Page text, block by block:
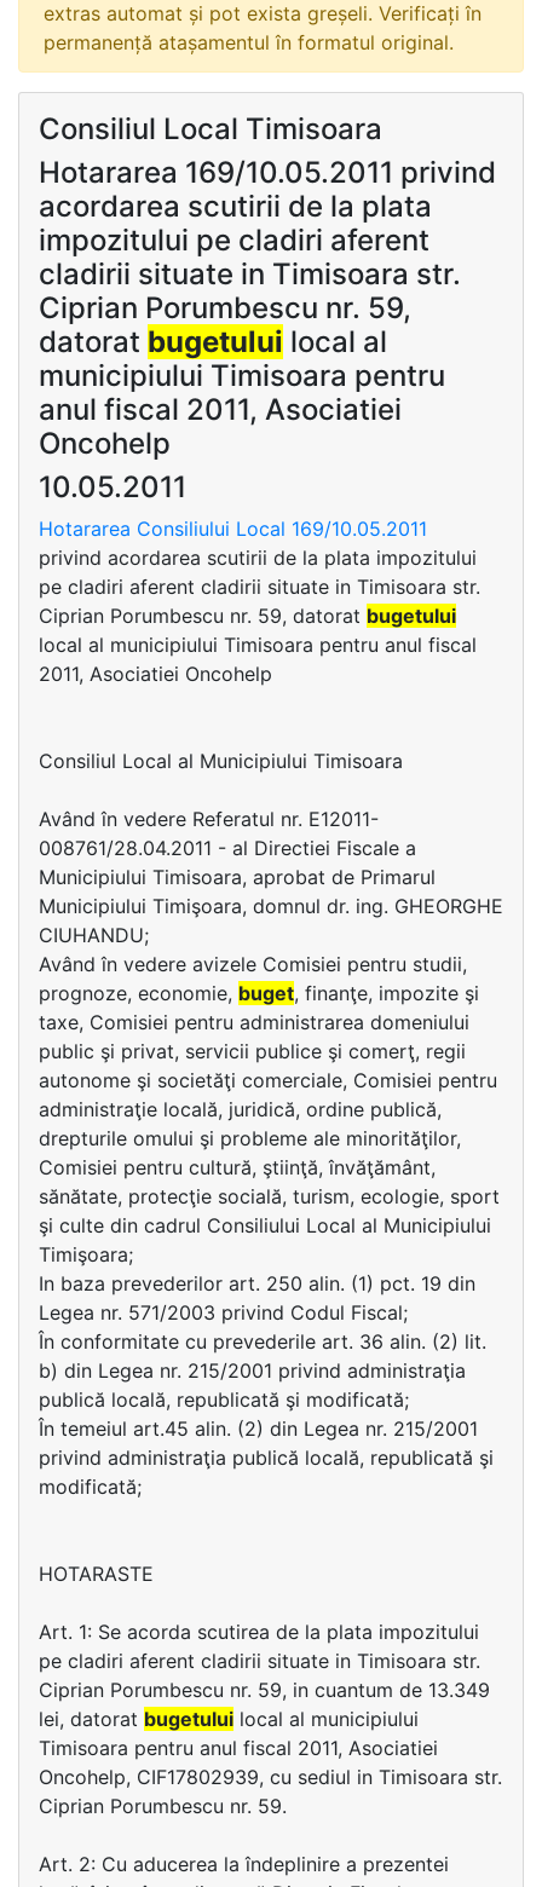
extras automat și pot exista greșeli. Verificați în
permanență atașamentul în formatul original.
Consiliul Local Timisoara
Hotararea 169/10.05.2011 privind
acordarea scutirii de la plata
impozitului pe cladiri aferent
cladirii situate in Timisoara str.
Ciprian Porumbescu nr. 59,
datorat bugetului local al
municipiului Timisoara pentru
anul fiscal 2011, Asociatiei
Oncohelp
10.05.2011
Hotararea Consiliului Local 169/10.05.2011
privind acordarea scutirii de la plata impozitului
pe cladiri aferent cladirii situate in Timisoara str.
Ciprian Porumbescu nr. 59, datorat bugetului
local al municipiului Timisoara pentru anul fiscal
2011, Asociatiei Oncohelp
Consiliul Local al Municipiului Timisoara
Având în vedere Referatul nr. E12011-
008761/28.04.2011 - al Directiei Fiscale a
Municipiului Timisoara, aprobat de Primarul
Municipiului Timişoara, domnul dr. ing. GHEORGHE
CIUHANDU;
Având în vedere avizele Comisiei pentru studii,
prognoze, economie, buget, finanţe, impozite şi
taxe, Comisiei pentru administrarea domeniului
public şi privat, servicii publice şi comerţ, regii
autonome şi societăţi comerciale, Comisiei pentru
administraţie locală, juridică, ordine publică,
drepturile omului şi probleme ale minorităţilor,
Comisiei pentru cultură, ştiinţă, învăţământ,
sănătate, protecţie socială, turism, ecologie, sport
şi culte din cadrul Consiliului Local al Municipiului
Timişoara;
In baza prevederilor art. 250 alin. (1) pct. 19 din
Legea nr. 571/2003 privind Codul Fiscal;
În conformitate cu prevederile art. 36 alin. (2) lit.
b) din Legea nr. 215/2001 privind administraţia
publică locală, republicată şi modificată;
În temeiul art.45 alin. (2) din Legea nr. 215/2001
privind administraţia publică locală, republicată şi
modificată;
HOTARASTE
Art. 1: Se acorda scutirea de la plata impozitului
pe cladiri aferent cladirii situate in Timisoara str.
Ciprian Porumbescu nr. 59, in cuantum de 13.349
lei, datorat bugetului local al municipiului
Timisoara pentru anul fiscal 2011, Asociatiei
Oncohelp, CIF17802939, cu sediul in Timisoara str.
Ciprian Porumbescu nr. 59.
Art. 2: Cu aducerea la îndeplinire a prezentei